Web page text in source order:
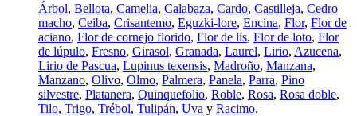
Árbol, Bellota, Camelia, Calabaza, Cardo, Castilleja, Cedro
macho, Ceiba, Crisantemo, Eguzki-lore, Encina, Flor, Flor de
aciano, Flor de cornejo florido, Flor de lis, Flor de loto, Flor
de lúpulo, Fresno, Girasol, Granada, Laurel, Lirio, Azucena,
Lirio de Pascua, Lupinus texensis, Madroño, Manzana,
Manzano, Olivo, Olmo, Palmera, Panela, Parra, Pino
silvestre, Platanera, Quinquefolio, Roble, Rosa, Rosa doble,
Tilo, Trigo, Trébol, Tulipán, Uva y Racimo.